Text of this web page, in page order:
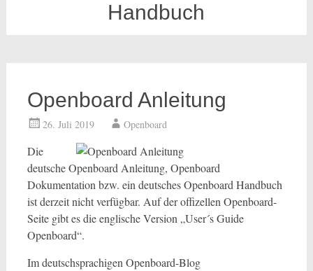
Handbuch
Openboard Anleitung
26. Juli 2019 Openboard
Die
deutsche Openboard Anleitung, Openboard
Dokumentation bzw. ein deutsches Openboard Handbuch
ist derzeit nicht verfügbar. Auf der offizellen Openboard-
Seite gibt es die englische Version „User´s Guide
Openboard“.
Im deutschsprachigen Openboard-Blog